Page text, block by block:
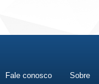
Fale conosco Sobre